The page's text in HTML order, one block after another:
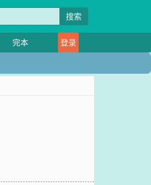
搜索
完本
登录